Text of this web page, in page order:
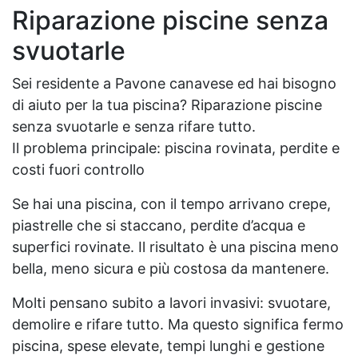
Riparazione piscine senza
svuotarle
Sei residente a Pavone canavese ed hai bisogno
di aiuto per la tua piscina? Riparazione piscine
senza svuotarle e senza rifare tutto.
Il problema principale: piscina rovinata, perdite e
costi fuori controllo
Se hai una piscina, con il tempo arrivano crepe,
piastrelle che si staccano, perdite d’acqua e
superfici rovinate. Il risultato è una piscina meno
bella, meno sicura e più costosa da mantenere.
Molti pensano subito a lavori invasivi: svuotare,
demolire e rifare tutto. Ma questo significa fermo
piscina, spese elevate, tempi lunghi e gestione